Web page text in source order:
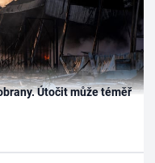
Útočit může téměř